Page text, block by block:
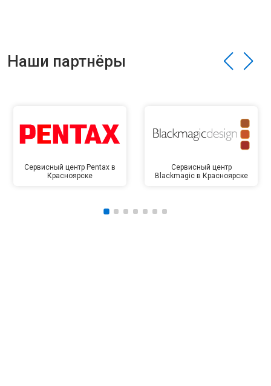
Наши партнёры
Сервисный центр Pentax в
Красноярске
Сервисный центр
Blackmagic в Красноярске